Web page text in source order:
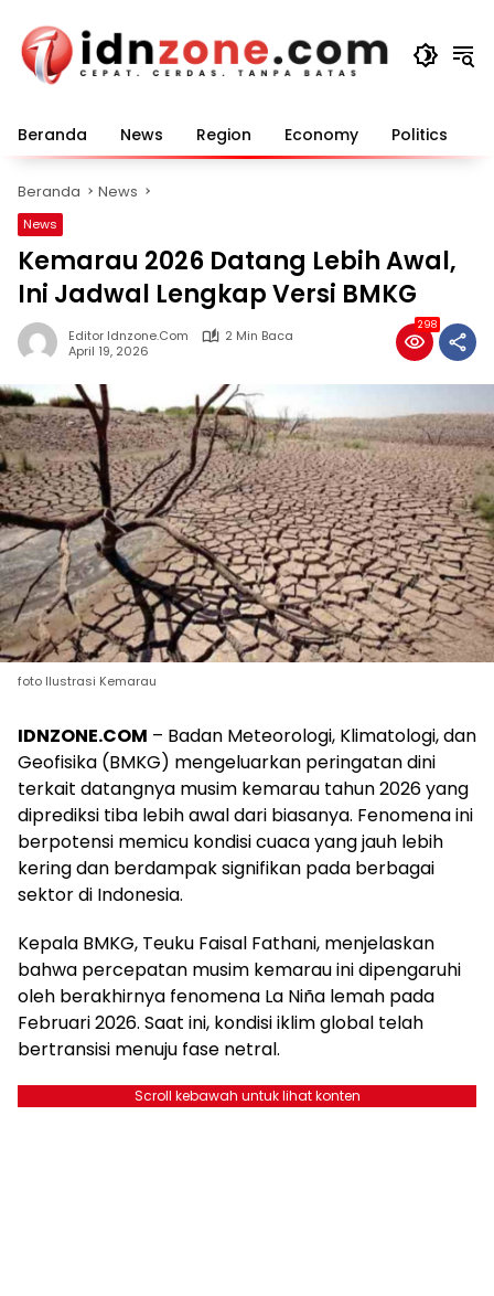
konten
Beranda News Region Economy Politics
Beranda News
News
Kemarau 2026 Datang Lebih Awal,
Ini Jadwal Lengkap Versi BMKG
Editor Idnzone.com
2 Min Baca
April 19, 2026
298
foto Ilustrasi Kemarau
IDNZONE.COM – Badan Meteorologi, Klimatologi, dan
Geofisika (BMKG) mengeluarkan peringatan dini
terkait datangnya musim kemarau tahun 2026 yang
diprediksi tiba lebih awal dari biasanya. Fenomena ini
berpotensi memicu kondisi cuaca yang jauh lebih
kering dan berdampak signifikan pada berbagai
sektor di Indonesia.
Kepala BMKG, Teuku Faisal Fathani, menjelaskan
bahwa percepatan musim kemarau ini dipengaruhi
oleh berakhirnya fenomena La Niña lemah pada
Februari 2026. Saat ini, kondisi iklim global telah
bertransisi menuju fase netral.
Scroll kebawah untuk lihat konten